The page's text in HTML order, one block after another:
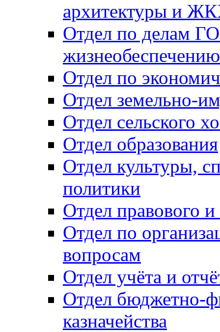
архитектуры и
Отдел по делам
Отдел по
Отдел земельно-
Отдел сельского
Отдел образования
Отдел культуры,
политики
Отдел правового
Отдел по
вопросам
Отдел учёта и
Отдел бюджетно-
казначейства